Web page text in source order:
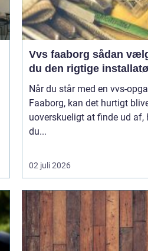
Vvs faaborg sådan vælger
du den rigtige
Når du står med en vvs-
Faaborg, kan det hurtigt
uoverskueligt at finde ud af,
du...
02 juli 2026